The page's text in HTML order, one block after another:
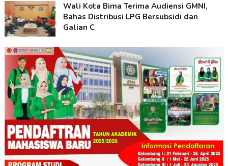
Wali Kota Bima Terima Audiensi GMNI,
Bahas Distribusi LPG Bersubsidi dan
Galian C